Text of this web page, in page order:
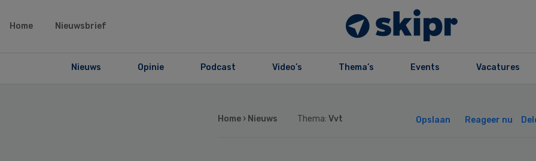
Home Nieuwsbrief
Nieuws Opinie Podcast Video’s Thema’s Events Vacatures
Home › Nieuws Thema:Vvt Opslaan Reageer nu